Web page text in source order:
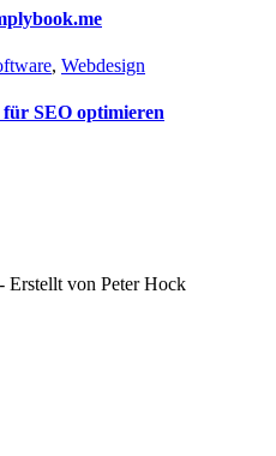
, Webdesign
SEO optimieren
von Peter Hock